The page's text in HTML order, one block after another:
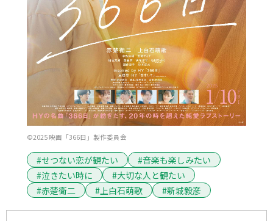
©2025 映画「366日」製作委員会
#せつない恋が観たい
#音楽も楽しみたい
#泣きたい時に
#大切な人と観たい
#赤楚衛二
#上白石萌歌 #新城毅彦